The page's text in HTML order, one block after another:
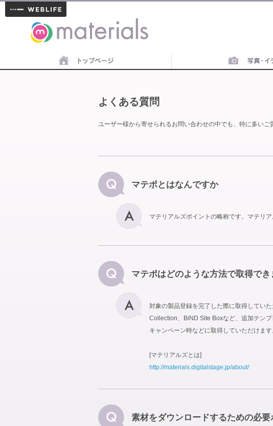
materials
よくある質問
ユーザー様から寄せられるお問い合わせの中でも、特に多いご
マテポとはなんですか
マテリアルズポイントの略称です。マテリ
マテポはどのような方法で取得でき
対象の製品登録を完了した際に取得してい
Collection、BiND Site Boxなど、追加テン
キャンペーン時などに取得していただけま
[マテリアルズとは]
http://materials.digitalstage.jp/about/
素材をダウンロードするための必